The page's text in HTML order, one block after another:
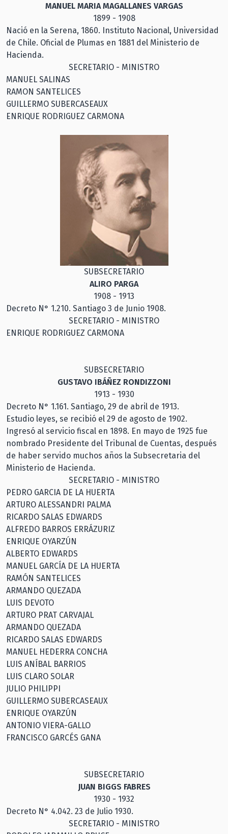
MANUEL MARIA MAGALLANES VARGAS
1899 - 1908
Nació en la Serena, 1860. Instituto Nacional, Universidad
de Chile. Oficial de Plumas en 1881 del Ministerio de
Hacienda.
SECRETARIO - MINISTRO
MANUEL SALINAS
RAMON SANTELICES
GUILLERMO SUBERCASEAUX
ENRIQUE RODRIGUEZ CARMONA
SUBSECRETARIO
ALIRO PARGA
1908 - 1913
Decreto N° 1.210. Santiago 3 de Junio 1908.
SECRETARIO - MINISTRO
ENRIQUE RODRIGUEZ CARMONA
SUBSECRETARIO
GUSTAVO IBÁÑEZ RONDIZZONI
1913 - 1930
Decreto N° 1.161. Santiago, 29 de abril de 1913.
Estudio leyes, se recibió el 29 de agosto de 1902.
Ingresó al servicio fiscal en 1898. En mayo de 1925 fue
nombrado Presidente del Tribunal de Cuentas, después
de haber servido muchos años la Subsecretaria del
Ministerio de Hacienda.
SECRETARIO - MINISTRO
PEDRO GARCIA DE LA HUERTA
ARTURO ALESSANDRI PALMA
RICARDO SALAS EDWARDS
ALFREDO BARROS ERRÁZURIZ
ENRIQUE OYARZÚN
ALBERTO EDWARDS
MANUEL GARCÍA DE LA HUERTA
RAMÓN SANTELICES
ARMANDO QUEZADA
LUIS DEVOTO
ARTURO PRAT CARVAJAL
ARMANDO QUEZADA
RICARDO SALAS EDWARDS
MANUEL HEDERRA CONCHA
LUIS ANÍBAL BARRIOS
LUIS CLARO SOLAR
JULIO PHILIPPI
GUILLERMO SUBERCASEAUX
ENRIQUE OYARZÚN
ANTONIO VIERA-GALLO
FRANCISCO GARCÉS GANA
SUBSECRETARIO
JUAN BIGGS FABRES
1930 - 1932
Decreto N° 4.042. 23 de Julio 1930.
SECRETARIO - MINISTRO